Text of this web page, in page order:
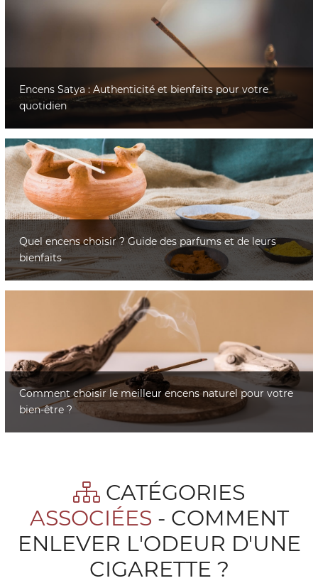
Encens Satya : Authenticité et bienfaits pour votre
quotidien
Quel encens choisir ? Guide des parfums et de leurs
bienfaits
Comment choisir le meilleur encens naturel pour votre
bien-être ?
CATÉGORIES
ASSOCIÉES - COMMENT
ENLEVER L'ODEUR D'UNE
CIGARETTE ?